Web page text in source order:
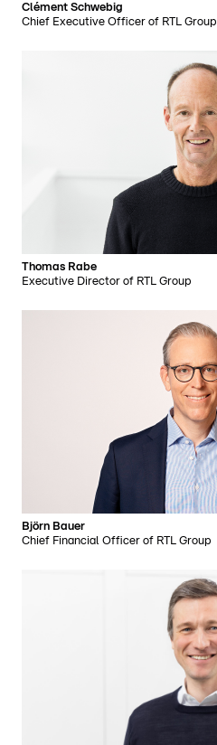
Clément Schwebig
Chief Executive Officer of RTL Group
Thomas Rabe
Executive Director of RTL Group
Björn Bauer
Chief Financial Officer of RTL Group